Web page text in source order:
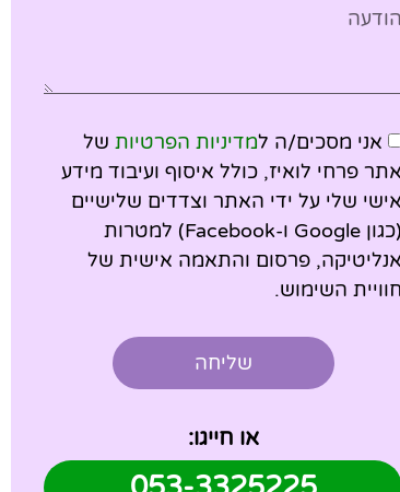
אני מסכים/ה למדיניות הפרטיותשל
אתר פרחי לואיז, כולל איסוף ועיבוד מידע
אישי שלי על ידי האתר וצדדים שלישיים
(כגון Google ו-Facebook) למטרות
אנליטיקה, פרסום והתאמה אישית של
חוויית השימוש.
שליחה
או חייגו: